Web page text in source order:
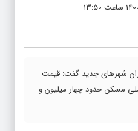
شهر‌های جدید گفت: قیمت
مسکن حدود چهار میلیون و